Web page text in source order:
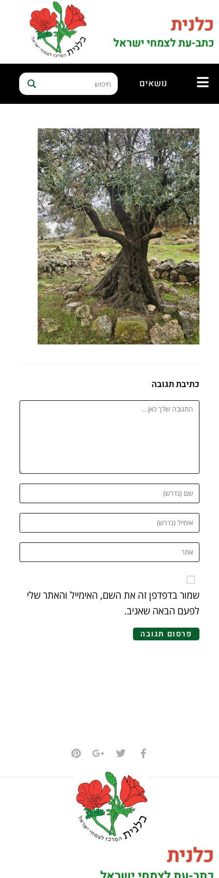
כלנית
כתב-עת לצמחי ישראל
נושאים
כתיבת תגובה
שמור בדפדפן זה את השם, האימייל והאתר שלי
לפעם הבאה שאגיב.
כלנית